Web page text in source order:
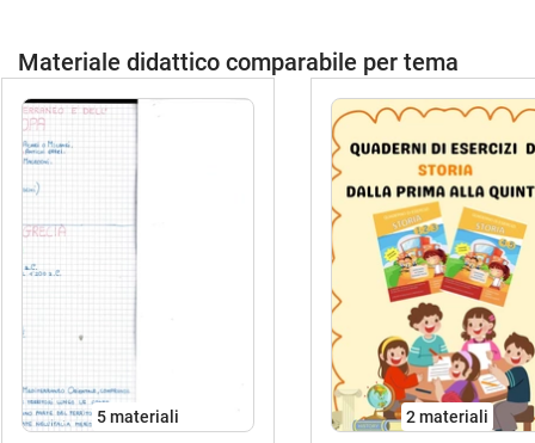
Materiale didattico comparabile per tema
5 materiali 2 materiali